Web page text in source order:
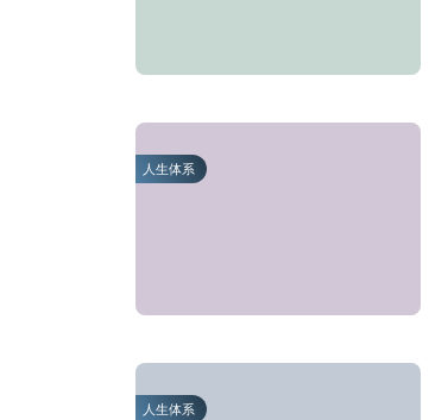
人生体系
人生体系